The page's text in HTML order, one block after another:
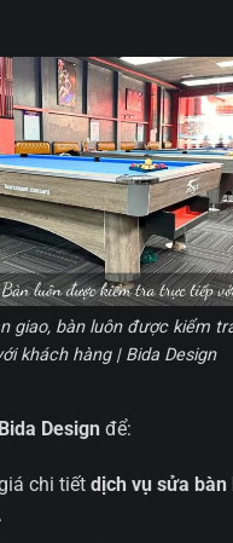
giao, bàn luôn được kiểm
khách hàng | Bida Design
Bida Design để:
chi tiết dịch vụ sửa bàn